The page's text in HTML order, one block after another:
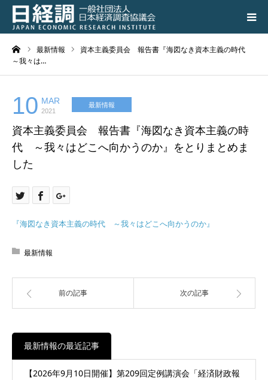
最新情報
資本主義委員会 報告書『海図なき資本主義の時代
～我々は…
10 MAR
2021
最新情報
資本主義委員会 報告書『海図なき資本主義の時
代 ～我々はどこへ向かうのか』をとりまとめま
した
『海図なき資本主義の時代 ～我々はどこへ向かうのか』
最新情報
前の記事 次の記事
最新情報の最近記事
【2026年9月10日開催】第209回定例講演会「経済財政報
日経調について
会員専用ページ
入会のご案内
アクセス